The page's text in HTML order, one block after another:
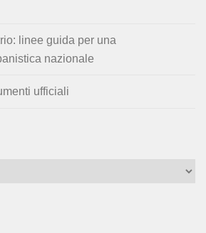
linee guida per una
nazionale
ufficiali